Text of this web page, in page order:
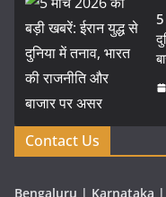
Contact Us
Bengaluru | Karnataka